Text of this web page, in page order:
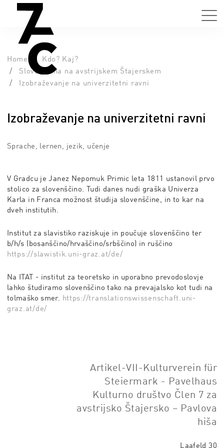
Home
Kdo? Kaj?
Slovenščina na avstrijskem Štajerskem
Izobraževanje na univerzitetni ravni
Izobraževanje na univerzitetni ravni
Sprache, lernen, jezik, učenje
V Gradcu je Janez Nepomuk Primic leta 1811 ustanovil prvo
stolico za slovenščino. Tudi danes nudi graška Univerza
Karla in Franca možnost študija slovenščine, in to kar na
dveh institutih.
Institut za slavistiko raziskuje in poučuje slovenščino ter
b/h/s (bosanščino/hrvaščino/srbščino) in ruščino
https://slawistik.uni-graz.at/de/
Na ITAT - institut za teoretsko in uporabno prevodoslovje
lahko študiramo slovenščino tako na prevajalsko kot tudi na
tolmaško smer. https://translationswissenschaft.uni-
graz.at/de/
Artikel-VII-Kulturverein für
Steiermark - Pavelhaus
Kulturno društvo Člen 7 za
avstrijsko Štajersko – Pavlova
hiša
Laafeld 30